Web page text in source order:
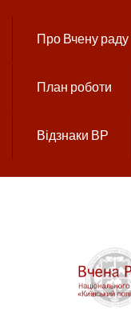
Про Вчену раду
План роботи
Відзнаки ВР